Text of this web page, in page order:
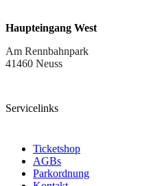
Haupteingang West
Am Rennbahnpark
41460 Neuss
Servicelinks
Ticketshop
AGBs
Parkordnung